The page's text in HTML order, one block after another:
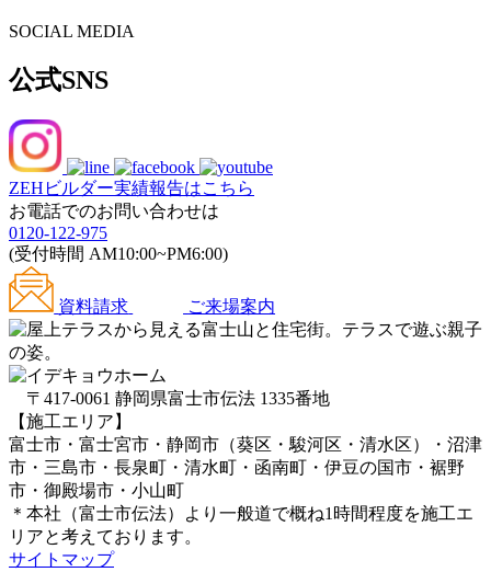
SOCIAL MEDIA
公式SNS
ZEHビルダー実績報告はこちら
お電話でのお問い合わせは
0120-122-975
(受付時間 AM10:00~PM6:00)
資料請求 ご来場案内
〒417-0061 静岡県富士市伝法 1335番地
【施工エリア】
富士市・富士宮市・静岡市（葵区・駿河区・清水区）・沼津
市・三島市・長泉町・清水町・函南町・伊豆の国市・裾野
市・御殿場市・小山町
＊本社（富士市伝法）より一般道で概ね1時間程度を施工エ
リアと考えております。
サイトマップ